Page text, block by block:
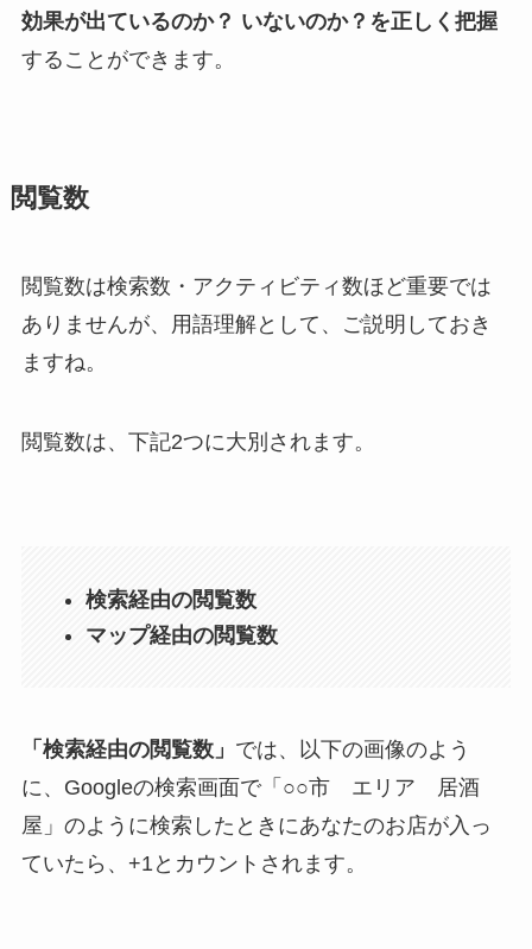
効果が出ているのか？ いないのか？を正しく把握
することができます。
閲覧数
閲覧数は検索数・アクティビティ数ほど重要では
ありませんが、用語理解として、ご説明しておき
ますね。
閲覧数は、下記2つに大別されます。
検索経由の閲覧数
マップ経由の閲覧数
「検索経由の閲覧数」 では、以下の画像のよう
に、Googleの検索画面で「○○市 エリア 居酒
屋」のように検索したときにあなたのお店が入っ
ていたら、+1とカウントされます。